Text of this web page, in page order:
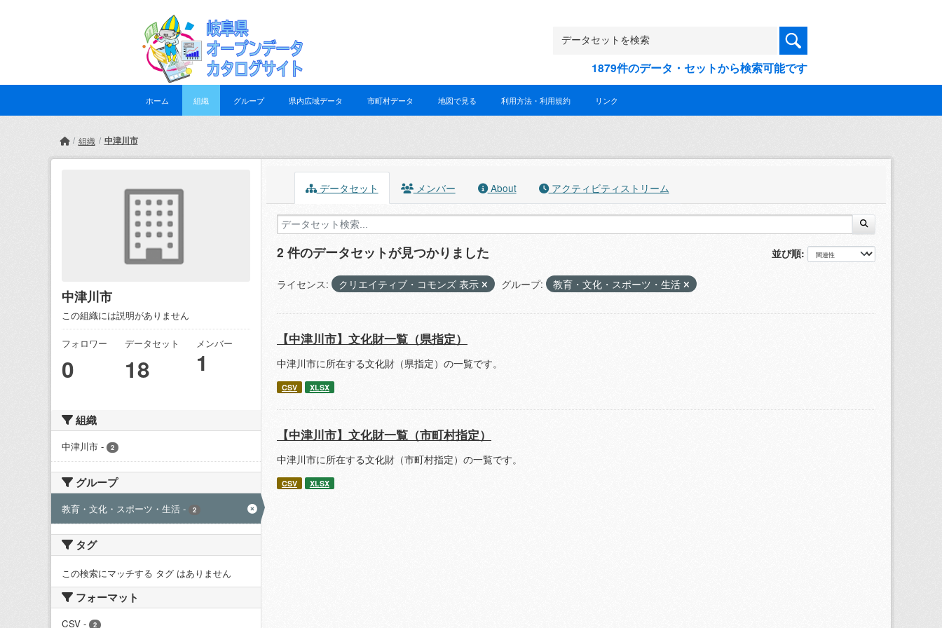
1879件のデータ・セットから検索可能です
ホーム 組織 グループ 県内広域データ 市町村データ 地図で見る 利用方法・利用規約 リンク
組織 中津川市
中津川市
この組織には説明がありません
フォロワー
0
データセット
18
メンバー
1
組織
中津川市 - 2
グループ
教育・文化・スポーツ・生活 - 2
タグ
この検索にマッチする タグ はありません
フォーマット
CSV - 2
データセット メンバー About アクティビティストリーム
並び順
2 件のデータセットが見つかりました
ライセンス: クリエイティブ・コモンズ 表示 グループ: 教育・文化・スポーツ・生活
【中津川市】文化財一覧（県指定）
中津川市に所在する文化財（県指定）の一覧です。
CSV XLSX
【中津川市】文化財一覧（市町村指定）
中津川市に所在する文化財（市町村指定）の一覧です。
CSV XLSX